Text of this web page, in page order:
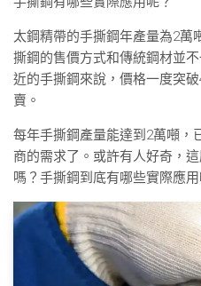
太鋼精帶的手撕鋼年產量為2萬
撕鋼的售價方式和傳統鋼材並
近的手撕鋼來說，價格一度突
賣。
每年手撕鋼產量能達到2萬噸，
商的需求了。或許有人好奇，
嗎？手撕鋼到底有哪些實際應用